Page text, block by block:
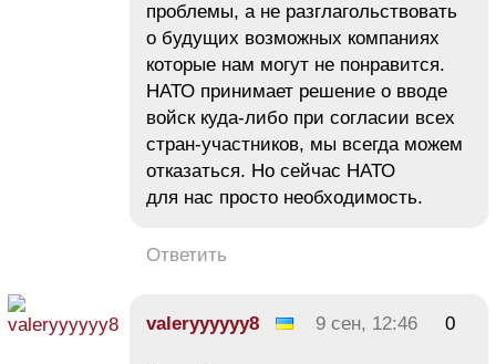
проблемы, а не разглагольствовать
о будущих возможных компаниях
которые нам могут не понравится.
НАТО принимает решение о вводе
войск куда-либо при согласии всех
стран-участников, мы всегда можем
отказаться. Но сейчас НАТО
для нас просто необходимость.
Ответить
valeryyyyyy8 9 сен, 12:46 0